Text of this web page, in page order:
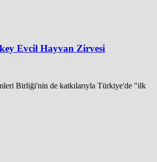
Evcil Hayvan Zirvesi
Birliği'nin de katkılarıyla Türkiye'de "ilk